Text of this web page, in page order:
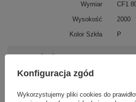
Wymiar CF1
Wysokość 2000
Kolor Szkła P
Potrzebujesz pomocy? Masz
Zadaj pytanie a my odpowiemy niezwłocznie,
najciekawsze pytania i odpowiedzi publikując
Konfiguracja zgód
Wykorzystujemy pliki cookies do